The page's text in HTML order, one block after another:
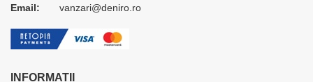
Email:
vanzari@deniro.ro
INFORMATII